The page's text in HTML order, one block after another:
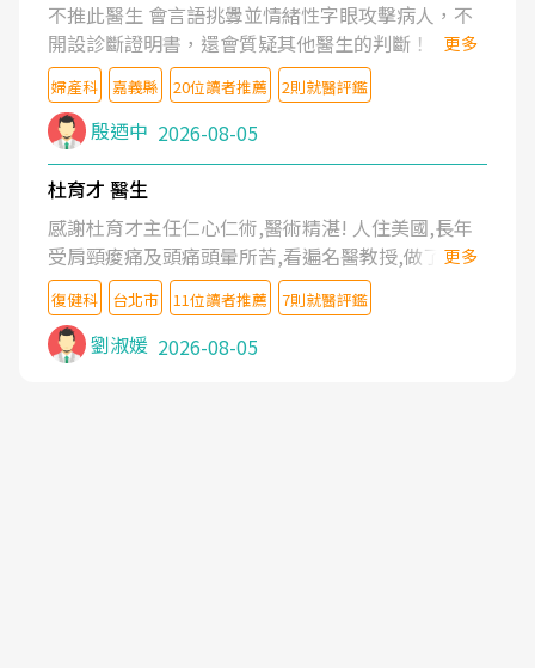
不推此醫生 會言語挑釁並情緒性字眼攻擊病人，不
開設診斷證明書，還會質疑其他醫生的判斷！
更多
婦產科 嘉義縣 20位讀者推薦 2則就醫評鑑
殷迺中 2026-08-05
杜育才 醫生
感謝杜育才主任仁心仁術,醫術精湛! 人住美國,長年
受肩頸痠痛及頭痛頭暈所苦,看遍名醫教授,做了各種
檢查,也嘗試過西醫打針,中醫針灸及物理徒手治療都
沒有用,後來連吃到嗎啡類止痛藥都效果有限,只是壓
症狀,沒多久就痛起來,多年失眠嚴重影響生活品質.
台灣親友介紹忠孝醫院杜育才主任是頸頭症候群專
更多
復健科 台北市 11位讀者推薦 7則就醫評鑑
劉淑媛 2026-08-05